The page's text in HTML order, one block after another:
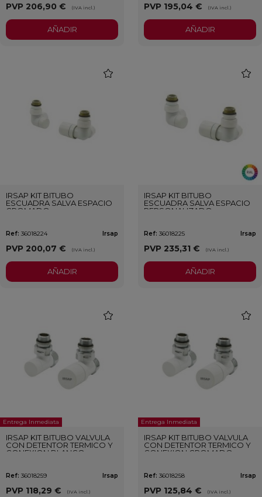
PVP 206,90 € (IVA incl.)
AÑADIR
PVP 195,04 € (IVA incl.)
AÑADIR
IRSAP KIT BITUBO
ESCUADRA SALVA ESPACIO
CROMADO
Ref: 36018224 Irsap
PVP 200,07 € (IVA incl.)
AÑADIR
IRSAP KIT BITUBO
ESCUADRA SALVA ESPACIO
PERSONALIZADO
Ref: 36018225 Irsap
PVP 235,31 € (IVA incl.)
AÑADIR
Entrega Inmediata
IRSAP KIT BITUBO VALVULA
CON DETENTOR TERMICO Y
CONEXION BLANCO
Ref: 36018259 Irsap
PVP 118,29 € (IVA incl.)
Entrega Inmediata
IRSAP KIT BITUBO VALVULA
CON DETENTOR TERMICO Y
CONEXION CROMADO
Ref: 36018258 Irsap
PVP 125,84 € (IVA incl.)